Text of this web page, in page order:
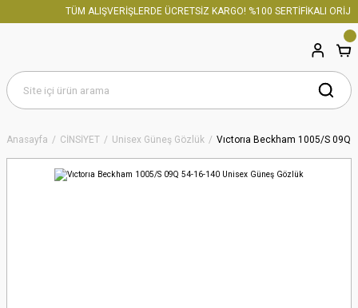
TÜM ALIŞVERİŞLERDE ÜCRETSİZ KARGO! %100 SERTİFİKALI
Anasayfa CİNSİYET Unisex Güneş Gözlük Vıctorıa Beckham 1005/S 09Q